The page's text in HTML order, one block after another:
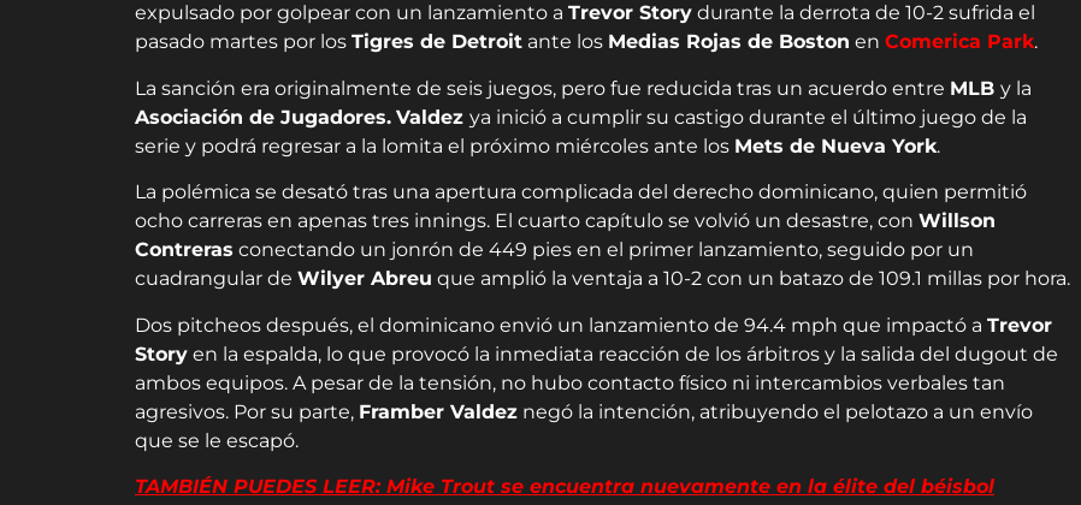
expulsado por golpear con un lanzamiento a Trevor Story durante la derrota de 10-2 sufrida el
pasado martes por los Tigres de Detroit ante los Medias Rojas de Boston en Comerica Park.
La sanción era originalmente de seis juegos, pero fue reducida tras un acuerdo entre MLB y la
Asociación de Jugadores. Valdez ya inició a cumplir su castigo durante el último juego de la
serie y podrá regresar a la lomita el próximo miércoles ante los Mets de Nueva York.
La polémica se desató tras una apertura complicada del derecho dominicano, quien permitió
ocho carreras en apenas tres innings. El cuarto capítulo se volvió un desastre, con Willson
Contreras conectando un jonrón de 449 pies en el primer lanzamiento, seguido por un
cuadrangular de Wilyer Abreu que amplió la ventaja a 10-2 con un batazo de 109.1 millas por hora.
Dos pitcheos después, el dominicano envió un lanzamiento de 94.4 mph que impactó a Trevor
Story en la espalda, lo que provocó la inmediata reacción de los árbitros y la salida del dugout de
ambos equipos. A pesar de la tensión, no hubo contacto físico ni intercambios verbales tan
agresivos. Por su parte, Framber Valdez negó la intención, atribuyendo el pelotazo a un envío
que se le escapó.
TAMBIÉN PUEDES LEER: Mike Trout se encuentra nuevamente en la élite del béisbol